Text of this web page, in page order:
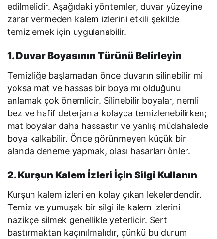
edilmelidir. Aşağıdaki yöntemler, duvar yüzeyine
zarar vermeden kalem izlerini etkili şekilde
temizlemek için uygulanabilir.
1. Duvar Boyasının Türünü Belirleyin
Temizliğe başlamadan önce duvarın silinebilir mi
yoksa mat ve hassas bir boya mı olduğunu
anlamak çok önemlidir. Silinebilir boyalar, nemli
bez ve hafif deterjanla kolayca temizlenebilirken;
mat boyalar daha hassastır ve yanlış müdahalede
boya kalkabilir. Önce görünmeyen küçük bir
alanda deneme yapmak, olası hasarları önler.
2. Kurşun Kalem İzleri İçin Silgi Kullanın
Kurşun kalem izleri en kolay çıkan lekelerdendir.
Temiz ve yumuşak bir silgi ile kalem izlerini
nazikçe silmek genellikle yeterlidir. Sert
bastırmaktan kaçınılmalıdır, çünkü bu durum